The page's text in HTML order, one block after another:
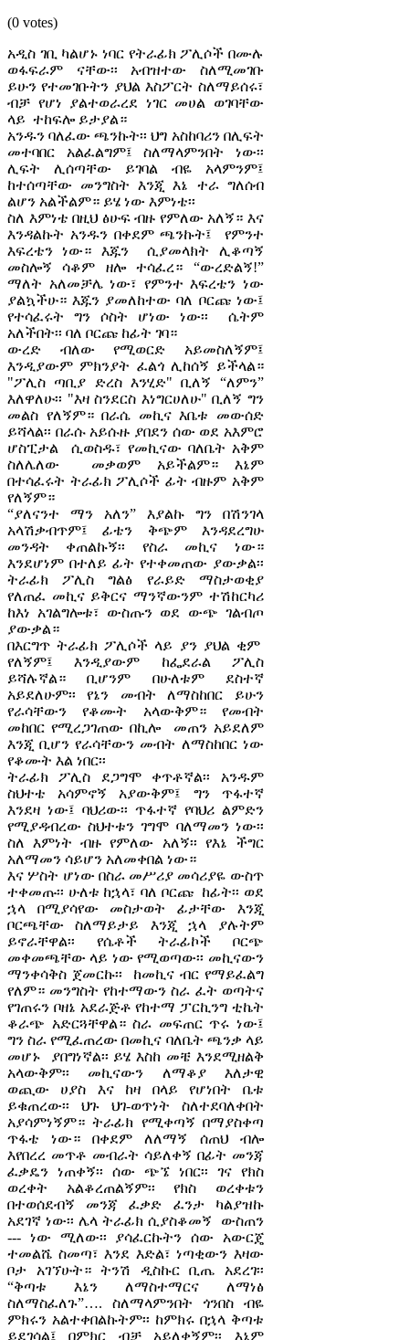
(0 votes)
አዲስ ገቢ ካልሆኑ ነባር የትራፊክ ፖሊሶች በሙሉ
ወፋፍራም ናቸው፡፡ አብዝተው ስለሚመገቡ
ይሁን የተመገቡትን ያህል እስፖርት ስለማይሰሩ፣
ብቻ የሆነ ያልተወራረደ ነገር መሀል ወገባቸው
ላይ ተከፍሎ ይታያል።
አንዱን ባለፈው ጫንኩት፡፡ ህግ አስከባሪን በሊፍት
መተባበር አልፈልግም፤ ስለማላምንበት ነው፡፡
ሊፍት ሊሰጣቸው ይገባል ብዬ አላምንም፤
ከተሰጣቸው መንግስት እንጂ እኔ ተራ ግለሰብ
ልሆን አልችልም። ይሄ ነው እምነቴ፡፡
ስለ እምነቴ በዚህ ፅሁፍ ብዙ የምለው አለኝ። እና
እንዳልኩት አንዱን በቀደም ጫንኩት፤ የምንተ
እፍረቴን ነው። እጁን ሲያመላክት ሊቆጣኝ
መስሎኝ ሳቆም ዘሎ ተሳፈረ። “ውረድልኝ!”
ማለት አለመቻሌ ነው፣ የምንተ እፍረቴን ነው
ያልኳችሁ። እጁን ያመለከተው ባለ ቦርጩ ነው፤
የተሳፈሩት ግን ሶስት ሆነው ነው፡፡ ሴትም
አለችበት፡፡ ባለ ቦርጩ ከፊት ገባ።
ውረድ ብለው የሚወርድ አይመስለኝም፤
እንዲያውም ምክንያት ፈልጎ ሊከሰኝ ይችላል።
"ፖሊስ ጣቢያ ድረስ እንሂድ" ቢለኝ “ለምን”
እለዋለሁ፡፡ "እዛ ስንደርስ እነግርሀለሁ" ቢለኝ ግን
መልስ የለኝም። በራሴ መኪና እቤቱ መውሰድ
ይሻላል፡፡ በራሱ አይሱዙ ያበደን ሰው ወደ አእምሮ
ሆስፒታል ሲወስዱ፣ የመኪናው ባለቤት አቅም
ስለሌለው መቃወም አይችልም። እኔም
በተሳፈሩት ትራፊክ ፖሊሶች ፊት ብዙም አቅም
የለኝም።
“ያለናንተ ማን አለን” እያልኩ ግን በሽንገላ
አላሽቃብጥም፤ ፊቴን ቅጭም እንዳደረግሁ
መንዳት ቀጠልኩኝ፡፡ የስራ መኪና ነው።
እንደሆነም በተለይ ፊት የተቀመጠው ያውቃል፡፡
ትራፊክ ፖሊስ ግልፅ የራይድ ማስታወቂያ
የለጠፈ መኪና ይቅርና ማንኛውንም ተሽከርካሪ
ከእነ አገልግሎቱ፣ ውስጡን ወደ ውጭ ገልብጦ
ያውቃል።
በእርግጥ ትራፊክ ፖሊሶች ላይ ያን ያህል ቂም
የለኝም፤ እንዲያውም ከፌደራል ፖሊስ
ይሻሉኛል። ቢሆንም በሁለቱም ደስተኛ
አይደለሁም፡፡ የኔን መብት ለማስከበር ይሁን
የራሳቸውን የቆሙት አላውቅም። የመብት
መከበር የሚረጋገጠው በኪሎ መጠን አይደለም
እንጂ ቢሆን የራሳቸውን መብት ለማስከበር ነው
የቆሙት እል ነበር፡፡
ትራፊክ ፖሊስ ደጋግሞ ቀጥቶኛል፡፡ አንዱም
ስህተቴ አሳምኖኝ አያውቅም፤ ግን ጥፋተኛ
እንደዛ ነው፤ ባህሪው፡፡ ጥፋተኛ የባህሪ ልምድን
የሚያዳብረው ስህተቱን ገግሞ ባለማመን ነው፡፡
ስለ እምነት ብዙ የምለው አለኝ፡፡ የእኔ ችግር
አለማመን ሳይሆን አለመቀበል ነው።
እና ሦስት ሆነው በስራ መሥሪያ መሳሪያዬ ውስጥ
ተቀመጡ፡፡ ሁለቱ ከኋላ፣ ባለ ቦርጩ ከፊት፡፡ ወደ
ኋላ በሚያሳየው መስታወት ፊታቸው እንጂ
ቦርጫቸው ስለማይታይ እንጂ ኋላ ያሉትም
ይኖራቸዋል፡፡ የሴቶች ትራፊኮች ቦርጭ
መቀመጫቸው ላይ ነው የሚወጣው፡፡ መኪናውን
ማንቀሳቅስ ጀመርኩ፡፡ ከመኪና ብር የማይፈልግ
የለም። መንግስት የከተማውን ስራ ፈት ወጣትና
የገጠሩን ቦዘኔ አደራጅቶ የከተማ ፓርኪንግ ቲኬት
ቆራጭ አድርጓቸዋል። ስራ መፍጠር ጥሩ ነው፤
ግን ስራ የሚፈጠረው በመኪና ባለቤት ጫንቃ ላይ
መሆኑ ያበግነኛል፡፡ ይሄ እስከ መቼ እንደሚዘልቅ
አላውቅም፡፡ መኪናውን ለማቆያ እለታዊ
ወጪው ሀያስ እና ከዛ በላይ የሆነበት ቤቱ
ይቁጠረው፡፡ ህጉ ህገ-ወጥነት ስለተደባለቀበት
አያሳምነኝም። ትራፊክ የሚቀጣኝ በማያስቀጣ
ጥፋቴ ነው። በቀደም ለለማኝ ሰጠህ ብሎ
እየበረረ መጥቶ መብራት ሳይለቀኝ በፊት መንጃ
ፈቃዴን ነጠቀኝ፡፡ ሰው ጭኜ ነበር፡፡ ገና የክስ
ወረቀት አልቆረጠልኝም፡፡ የክስ ወረቀቱን
በተወሰደብኝ መንጃ ፈቃድ ፈንታ ካልያዝኩ
አደገኛ ነው፡፡ ሌላ ትራፊክ ሲያስቆመኝ ውስጠን
--- ነው ሚለው፡፡ ያሳፈርኩትን ሰው አውርጄ
ተመልሼ ስመጣ፣ እንደ እድል፣ ነጣቂውን እዛው
ቦታ አገኘሁት። ትንሽ ዲስኩር ቢጤ አደረገ፡፡
“ቅጣቱ እኔን ለማስተማርና ለማነፅ
ስለማስፈለጉ”…. ስለማላምንበት ጎንበስ ብዬ
ምክሩን አልተቀበልኩትም፡፡ ከምክሩ በኋላ ቅጣቱ
ይደገሳል፤ በምክር ብቻ አይለቀኝም፡፡ እኔም